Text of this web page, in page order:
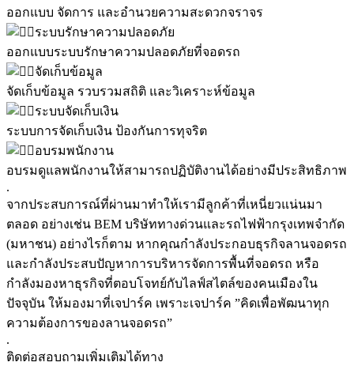
ออกแบบ จัดการ และอำนวยความสะดวกจราจร
ระบบรักษาความปลอดภัย
ออกแบบระบบรักษาความปลอดภัยที่จอดรถ
จัดเก็บข้อมูล
จัดเก็บข้อมูล รวบรวมสถิติ และวิเคราะห์ข้อมูล
ระบบจัดเก็บเงิน
ระบบการจัดเก็บเงิน ป้องกันการทุจริต
อบรมพนักงาน
อบรมดูแลพนักงานให้สามารถปฏิบัติงานได้อย่างมีประสิทธิภาพ
.
จากประสบการณ์ที่ผ่านมาทำให้เรามีลูกค้าที่เหนี่ยวแน่นมา
ตลอด อย่างเช่น BEM บริษัททางด่วนและรถไฟฟ้ากรุงเทพจำกัด
(มหาชน) อย่างไรก็ตาม หากคุณกำลังประกอบธุรกิจลานจอดรถ
และกำลังประสบปัญหาการบริหารจัดการพื้นที่จอดรถ หรือ
กำลังมองหาธุรกิจที่ตอบโจทย์กับไลฟ์สไตล์ของคนเมืองใน
ปัจจุบัน ให้มองมาที่เจปาร์ค เพราะเจปาร์ค ”คิดเพื่อพัฒนาทุก
ความต้องการของลานจอดรถ”
.
ติดต่อสอบถามเพิ่มเติมได้ทาง